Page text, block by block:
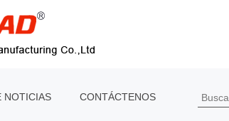
NOTICIAS CONTÁCTENOS